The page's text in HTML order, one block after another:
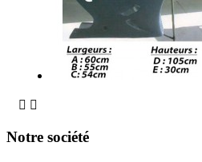
 
Notre société